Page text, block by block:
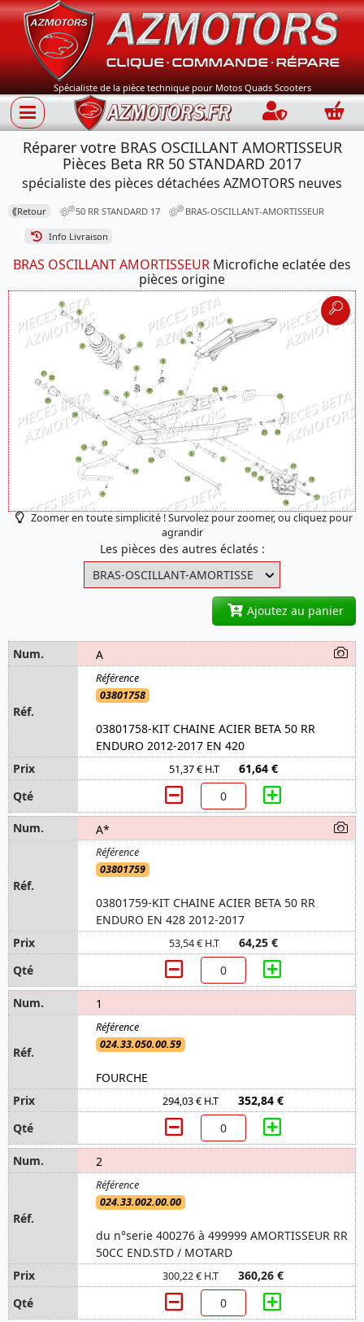
Spécialiste de la pièce technique pour Motos Quads Scooters
Connection
Réparer votre BRAS OSCILLANT AMORTISSEUR
Pièces Beta RR 50 STANDARD 2017
spécialiste des pièces détachées AZMOTORS neuves
⟪Retour 50 RR STANDARD 17 BRAS-OSCILLANT-AMORTISSEUR
Info Livraison
BRAS OSCILLANT AMORTISSEUR Microfiche eclatée des
pièces origine
Zoomer en toute simplicité ! Survolez pour zoomer, ou cliquez pour
agrandir
Les pièces des autres éclatés :
Ajoutez au panier
A
03801758
03801758-KIT CHAINE ACIER BETA 50 RR
ENDURO 2012-2017 EN 420
51,37 € H.T 61,64 €
A*
03801759
03801759-KIT CHAINE ACIER BETA 50 RR
ENDURO EN 428 2012-2017
53,54 € H.T 64,25 €
1
024.33.050.00.59
FOURCHE
294,03 € H.T 352,84 €
2
024.33.002.00.00
du n°serie 400276 à 499999 AMORTISSEUR RR
50CC END.STD / MOTARD
300,22 € H.T 360,26 €